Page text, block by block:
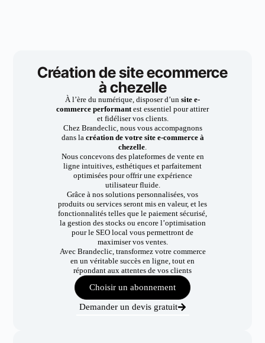
Création de site ecommerce
à chezelle
À l’ère du numérique, disposer d’un site e-
commerce performantest essentiel pour attirer
et fidéliser vos clients.
Chez Brandeclic, nous vous accompagnons
dans la création de votre site e-commerce à
chezelle.
Nous concevons des plateformes de vente en
ligne intuitives, esthétiques et parfaitement
optimisées pour offrir une expérience
utilisateur fluide.
Grâce à nos solutions personnalisées, vos
produits ou services seront mis en valeur, et les
fonctionnalités telles que le paiement sécurisé,
la gestion des stocks ou encore l’optimisation
pour le SEO local vous permettront de
maximiser vos ventes.
Avec Brandeclic, transformez votre commerce
en un véritable succès en ligne, tout en
répondant aux attentes de vos clients
Choisir un abonnement
Demander un devis gratuit